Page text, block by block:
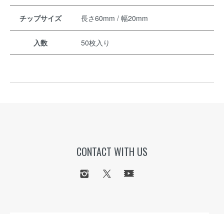
チップサイズ 長さ60mm / 幅20mm
入数 50枚入り
CONTACT WITH US